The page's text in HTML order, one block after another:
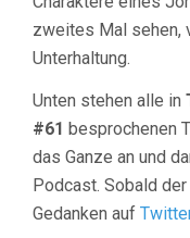
zweites Mal sehen,
Unterhaltung.
Unten stehen alle in
#61 besprochenen
das Ganze an und
Podcast. Sobald
Gedanken auf